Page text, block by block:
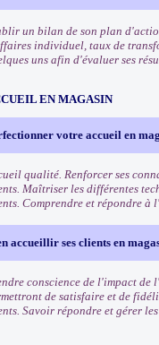
un bilan de son plan
individuel, taux de
uns afin d'évaluer ses
EN MAGASIN
votre accueil en
qualité. Renforcer ses
Maîtriser les différentes
Comprendre et répondre à
accueillir ses clients en
conscience de l'impact de
de satisfaire et de
Savoir répondre et gérer